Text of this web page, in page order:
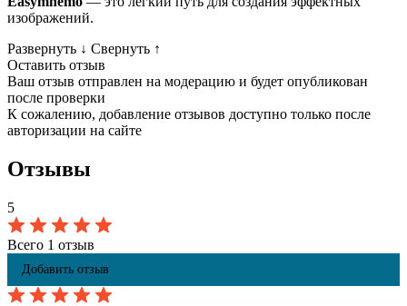
изображений.
Развернуть ↓ Свернуть ↑
Оставить отзыв
Ваш отзыв отправлен на модерацию и будет опубликован
после проверки
К сожалению, добавление отзывов доступно только после
авторизации на сайте
Отзывы
5
Всего 1 отзыв
Добавить отзыв